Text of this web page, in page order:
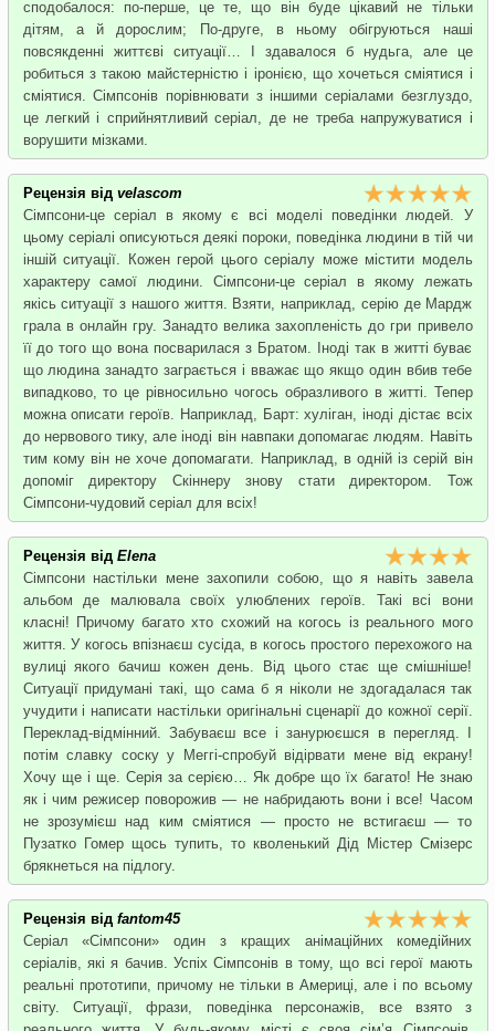
сподобалося: по-перше, це те, що він буде цікавий не тільки
дітям, а й дорослим; По-друге, в ньому обігруються наші
повсякденні життєві ситуації… І здавалося б нудьга, але це
робиться з такою майстерністю і іронією, що хочеться сміятися і
сміятися. Сімпсонів порівнювати з іншими серіалами безглуздо,
це легкий і сприйнятливий серіал, де не треба напружуватися і
ворушити мізками.
Рецензія від velascom
Сімпсони-це серіал в якому є всі моделі поведінки людей. У
цьому серіалі описуються деякі пороки, поведінка людини в тій чи
іншій ситуації. Кожен герой цього серіалу може містити модель
характеру самої людини. Сімпсони-це серіал в якому лежать
якісь ситуації з нашого життя. Взяти, наприклад, серію де Мардж
грала в онлайн гру. Занадто велика захопленість до гри привело
її до того що вона посварилася з Братом. Іноді так в житті буває
що людина занадто заграється і вважає що якщо один вбив тебе
випадково, то це рівносильно чогось образливого в житті. Тепер
можна описати героїв. Наприклад, Барт: хуліган, іноді дістає всіх
до нервового тику, але іноді він навпаки допомагає людям. Навіть
тим кому він не хоче допомагати. Наприклад, в одній із серій він
допоміг директору Скіннеру знову стати директором. Тож
Сімпсони-чудовий серіал для всіх!
Рецензія від Elena
Сімпсони настільки мене захопили собою, що я навіть завела
альбом де малювала своїх улюблених героїв. Такі всі вони
класні! Причому багато хто схожий на когось із реального мого
життя. У когось впізнаєш сусіда, в когось простого перехожого на
вулиці якого бачиш кожен день. Від цього стає ще смішніше!
Ситуації придумані такі, що сама б я ніколи не здогадалася так
учудити і написати настільки оригінальні сценарії до кожної серії.
Переклад-відмінний. Забуваєш все і занурюєшся в перегляд. І
потім славку соску у Меггі-спробуй відірвати мене від екрану!
Хочу ще і ще. Серія за серією… Як добре що їх багато! Не знаю
як і чим режисер поворожив — не набридають вони і все! Часом
не зрозумієш над ким сміятися — просто не встигаєш — то
Пузатко Гомер щось тупить, то кволенький Дід Містер Смізерс
брякнеться на підлогу.
Рецензія від fantom45
Серіал «Сімпсони» один з кращих анімаційних комедійних
серіалів, які я бачив. Успіх Сімпсонів в тому, що всі герої мають
реальні прототипи, причому не тільки в Америці, але і по всьому
світу. Ситуації, фрази, поведінка персонажів, все взято з